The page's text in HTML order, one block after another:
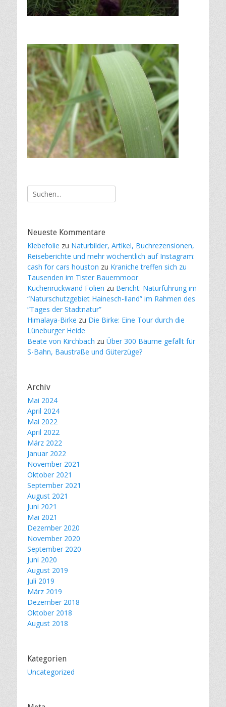
Suche
nach:
Neueste Kommentare
Klebefolie zu Naturbilder, Artikel, Buchrezensionen,
Reiseberichte und mehr wöchentlich auf Instagram:
cash for cars houston zu Kraniche treffen sich zu
Tausenden im Tister Bauernmoor
Küchenrückwand Folien zu Bericht: Naturführung im
“Naturschutzgebiet Hainesch-Iland” im Rahmen des
“Tages der Stadtnatur”
Himalaya-Birke zu Die Birke: Eine Tour durch die
Lüneburger Heide
Beate von Kirchbach zu Über 300 Bäume gefällt für
S-Bahn, Baustraße und Güterzüge?
Archiv
Mai 2024
April 2024
Mai 2022
April 2022
März 2022
Januar 2022
November 2021
Oktober 2021
September 2021
August 2021
Juni 2021
Mai 2021
Dezember 2020
November 2020
September 2020
Juni 2020
August 2019
Juli 2019
März 2019
Dezember 2018
Oktober 2018
August 2018
Kategorien
Uncategorized